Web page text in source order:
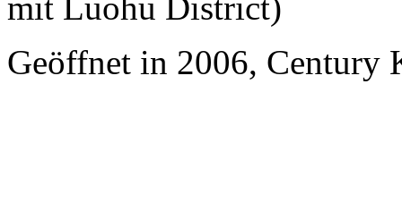
Geöffnet in 2006, Century